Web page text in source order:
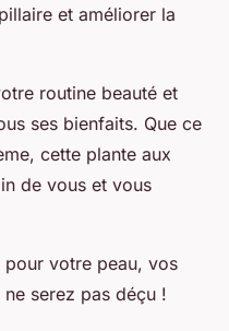
et améliorer la
routine beauté et
ses bienfaits. Que ce
cette plante aux
de vous et vous
pour votre peau, vos
serez pas déçu !